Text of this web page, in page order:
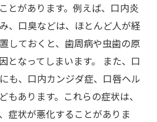
とがあります。例えば、口内炎
、口臭などは、ほとんど人が経
しておくと、歯周病や虫歯の原
となってしまいます。 また、口
も、口内カンジダ症、口唇ヘル
もあります。これらの症状は、
症状が悪化することがありま